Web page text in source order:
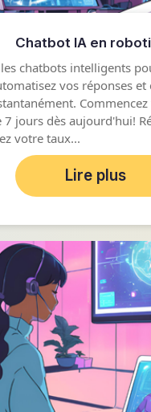
Chatbot IA en
chatbots intelligents
vos réponses et
Commencez
7 jours dès aujourd'hui!
votre taux...
Lire plus